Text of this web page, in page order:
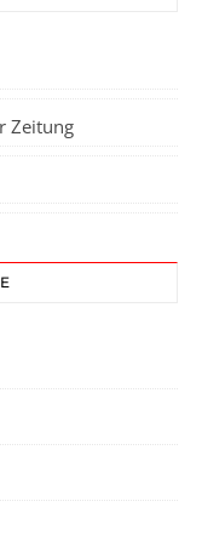
Zeitung